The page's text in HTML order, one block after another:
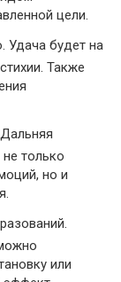
цели.
Удача будет на
Также
только
но и
или